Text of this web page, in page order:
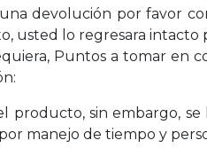
devolución por favor
usted lo regresara intacto
Puntos a tomar en
producto, sin embargo, se
manejo de tiempo y